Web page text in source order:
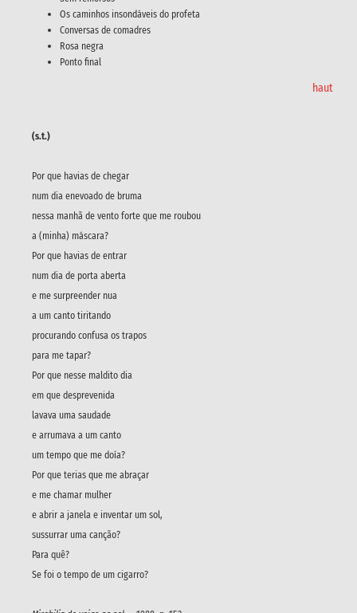
Os caminhos insondáveis do profeta
Conversas de comadres
Rosa negra
Ponto final
haut
(s.t.)
Por que havias de chegar
num dia enevoado de bruma
nessa manhã de vento forte que me roubou
a (minha) máscara?
Por que havias de entrar
num dia de porta aberta
e me surpreender nua
a um canto tiritando
procurando confusa os trapos
para me tapar?
Por que nesse maldito dia
em que desprevenida
lavava uma saudade
e arrumava a um canto
um tempo que me doía?
Por que terias que me abraçar
e me chamar mulher
e abrir a janela e inventar um sol,
sussurrar uma canção?
Para quê?
Se foi o tempo de um cigarro?